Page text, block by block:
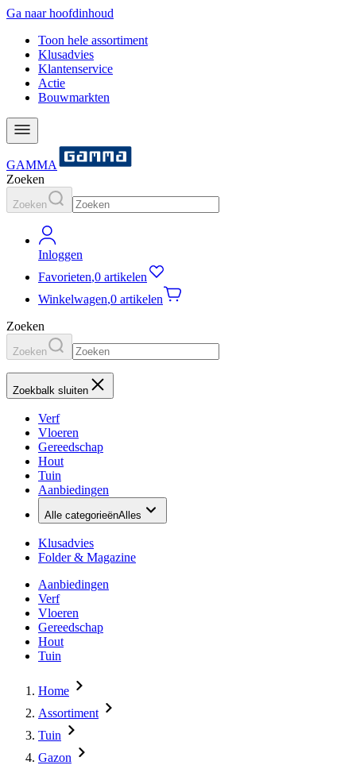
Ga naar hoofdinhoud
Toon hele assortiment
Klusadvies
Klantenservice
Actie
Bouwmarkten
GAMMA
Zoeken
Zoeken
Inloggen
Favorieten,0 artikelen
Winkelwagen,0 artikelen
Zoeken
Zoeken
Zoekbalk sluiten
Verf
Vloeren
Gereedschap
Hout
Tuin
Aanbiedingen
Alle categorieënAlles
Klusadvies
Folder & Magazine
Aanbiedingen
Verf
Vloeren
Gereedschap
Hout
Tuin
Home
Assortiment
Tuin
Gazon